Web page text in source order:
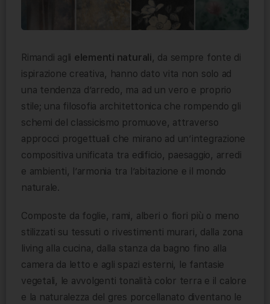
Rimandi agli elementi naturali, da sempre fonte di
ispirazione creativa, hanno dato vita non solo ad
una tendenza d’arredo, ma ad un vero e proprio
stile; una filosofia architettonica che rompendo gli
schemi del classicismo promuove, attraverso
approcci progettuali che mirano ad un’integrazione
compositiva unificata tra edificio, paesaggio, arredi
e ambienti, l’armonia tra l’abitazione e il mondo
naturale.
Composte da foglie, rami, alberi o fiori più o meno
stilizzati su tessuti o rivestimenti murari, dalla zona
living alla cucina, dalla stanza da bagno fino alla
camera da letto e agli spazi esterni, le fantasie
vegetali, le avvolgenti tonalità color terra e il calore
e la naturalezza del gres porcellanato diventano le